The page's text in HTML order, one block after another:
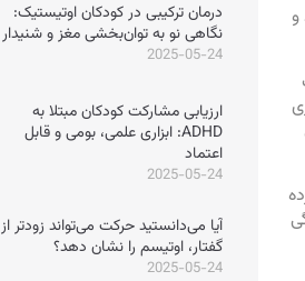
درمان ترکیبی در کودکان اوتیستیک:
نگاهی نو به توان‌بخشی مغز و شنیدار
2025-05-24
ارزیابی مشارکت کودکان مبتلا به
ADHD: ابزاری علمی، بومی و قابل
اعتماد
2025-05-24
آیا می‌دانستید حرکت می‌تواند زودتر از
گفتار، اوتیسم را نشان دهد؟
2025-05-24